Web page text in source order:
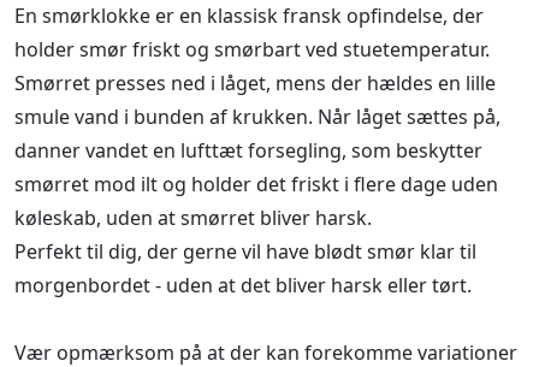
En smørklokke er en klassisk fransk opfindelse, der
holder smør friskt og smørbart ved stuetemperatur.
Smørret presses ned i låget, mens der hældes en lille
smule vand i bunden af krukken. Når låget sættes på,
danner vandet en lufttæt forsegling, som beskytter
smørret mod ilt og holder det friskt i flere dage uden
køleskab, uden at smørret bliver harsk.
Perfekt til dig, der gerne vil have blødt smør klar til
morgenbordet - uden at det bliver harsk eller tørt.
Vær opmærksom på at der kan forekomme variationer